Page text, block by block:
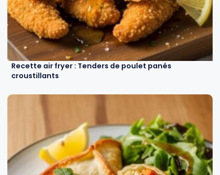
Recette air fryer : Tenders de poulet panés
croustillants